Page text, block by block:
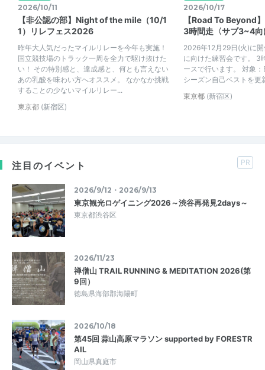
2026/10/11
【非公認の部】Night of the mile（10/1
1）リレフェス2026
昨年大人気だったマイルリレーを今年も実施！
国立競技場のトラック一周を全力で駆け抜けた
い！ その特別感と、達成感と、何とも言えない
あの乳酸を味わい方へオススメ。 なかなか挑戦
することの少ないマイルリレー...
東京都 (新宿区)
2026/10/17
【Road To Beyond
3時間走〈サブ3~4向
2026年12月29日(火)に
に向けた練習会です。 3
ースで行います。 対象
シーズン自己ベストを更
東京都 (新宿区)
注目のイベント PR
2026/9/12・2026/9/13
東京観光ロゲイニング2026～渋谷再発見2days～
東京都渋谷区
2026/11/23
禅僧山 TRAIL RUNNING & MEDITATION 2026(第
9回）
徳島県海部郡海陽町
2026/10/18
第45回 蒜山高原マラソン supported by FORESTR
AIL
岡山県真庭市